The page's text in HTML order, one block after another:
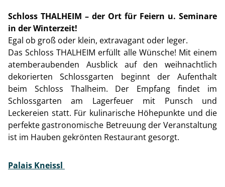
Schloss THALHEIM – der Ort für Feiern u. Seminare
in der Winterzeit!
Egal ob groß oder klein, extravagant oder leger.
Das Schloss THALHEIM erfüllt alle Wünsche! Mit einem
atemberaubenden Ausblick auf den weihnachtlich
dekorierten Schlossgarten beginnt der Aufenthalt
beim Schloss Thalheim. Der Empfang findet im
Schlossgarten am Lagerfeuer mit Punsch und
Leckereien statt. Für kulinarische Höhepunkte und die
perfekte gastronomische Betreuung der Veranstaltung
ist im Hauben gekrönten Restaurant gesorgt.
Palais Kneissl